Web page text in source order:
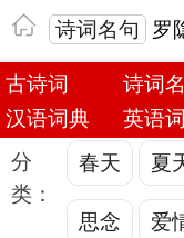
诗词名句 罗
古诗词 诗词
汉语词典
英语
分
类：
春天 夏
思念 爱